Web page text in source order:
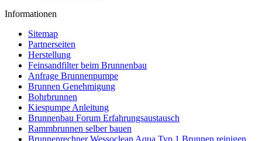
Informationen
Sitemap
Partnerseiten
Herstellung
Feinsandfilter beim Brunnenbau
Anfrage Brunnenpumpe
Brunnen Genehmigung
Bohrbrunnen
Kiespumpe Anleitung
Brunnenbau Forum Erfahrungsaustausch
Rammbrunnen selber bauen